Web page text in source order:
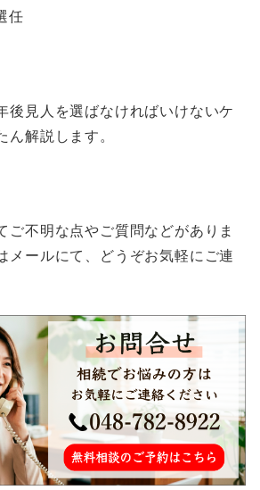
任
後見人を選ばなければいけないケ
ん解説します。
ご不明な点やご質問などがありま
メールにて、どうぞお気軽にご連